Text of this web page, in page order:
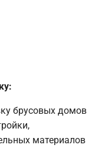
брусовых домов
материалов